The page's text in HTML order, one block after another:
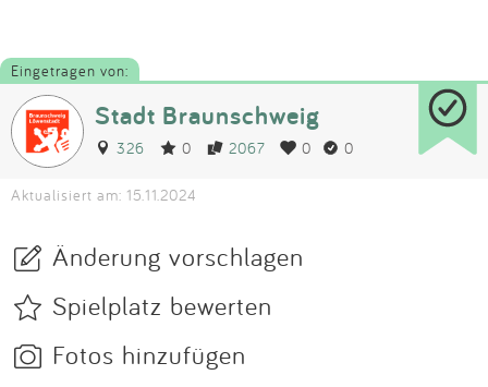
Eingetragen von:
Stadt Braunschweig
326 0 2067 0 0
Aktualisiert am: 15.11.2024
Änderung vorschlagen
Spielplatz bewerten
Fotos hinzufügen